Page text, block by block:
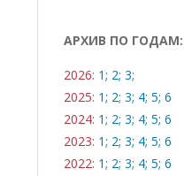
АРХИВ ПО ГОДАМ:
2026: 1; 2; 3;
2025: 1; 2; 3; 4; 5; 6
2024: 1; 2; 3; 4; 5; 6
2023: 1; 2; 3; 4; 5; 6
2022: 1; 2; 3; 4; 5; 6